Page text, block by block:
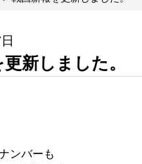
新しました。
ンバーも